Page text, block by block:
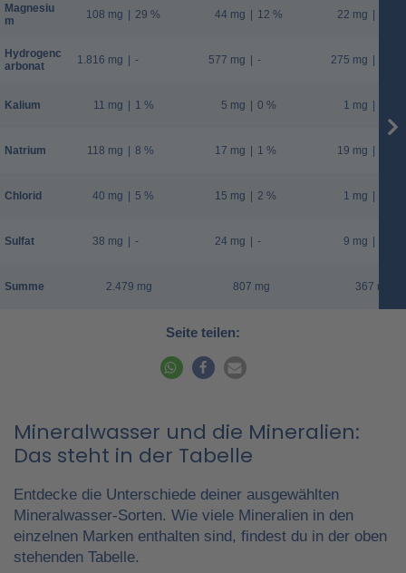
Magnesiu
m
Hydrogenc
arbonat
Kalium
Natrium
Chlorid
Sulfat
Summe
108 mg | 29 %
1.816 mg | -
11 mg | 1 %
118 mg | 8 %
40 mg | 5 %
38 mg | -
2.479 mg
44 mg | 12 %
577 mg | -
5 mg | 0 %
17 mg | 1 %
15 mg | 2 %
24 mg | -
807 mg
22 mg |
275 mg |
1 mg |
19 mg |
1 mg |
9 mg |
367 mg
Seite teilen:
Mineralwasser und die Mineralien:
Das steht in der Tabelle
Entdecke die Unterschiede deiner ausgewählten
Mineralwasser-Sorten. Wie viele Mineralien in den
einzelnen Marken enthalten sind, findest du in der oben
stehenden Tabelle.